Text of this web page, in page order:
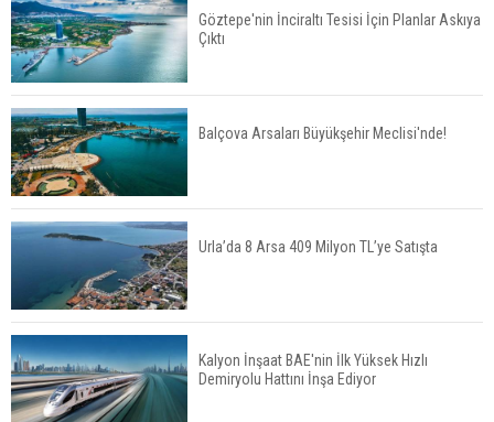
TOKİ'nin Kiralık Sosyal Konut Modeli Kiraları
Düşürür Mü?
Yüzde 16,2 Arttı
Konut Satışları Güçlü Seyrini Korudu Yabancıya
Satış Geriledi
ABD'de İnşaat Harcamaları Geriledi
Göztepe'nin İnciraltı Tesisi İçin Planlar Askıya
Çıktı
Balçova Arsaları Büyükşehir Meclisi'nde!
Urla’da 8 Arsa 409 Milyon TL’ye Satışta
Kalyon İnşaat BAE'nin İlk Yüksek Hızlı
Demiryolu Hattını İnşa Ediyor